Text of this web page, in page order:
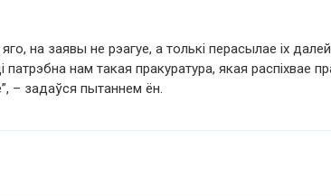
на заявы не рэагуе, а толькі перасылае іх
патрэбна нам такая пракуратура, якая распіхвае
– задаўся пытаннем ён.